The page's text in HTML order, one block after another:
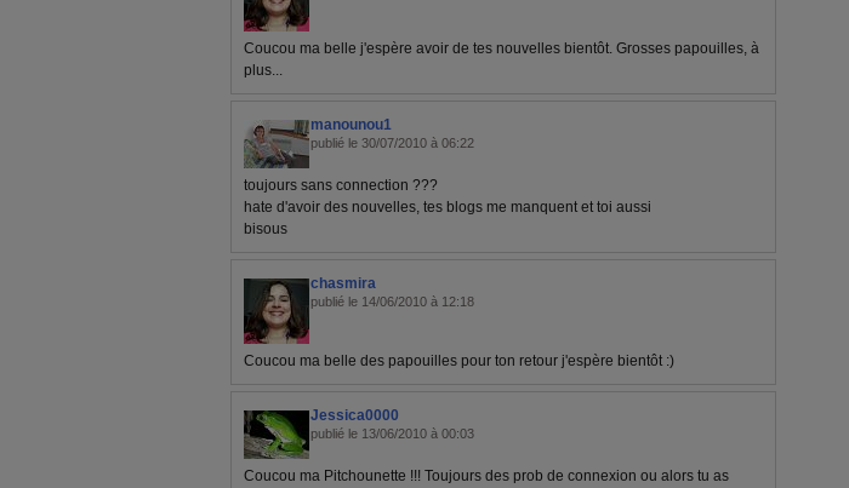
Coucou ma belle j'espère avoir de tes nouvelles bientôt. Grosses papouilles, à
plus...
manounou1
publié le 30/07/2010 à 06:22
toujours sans connection ???
hate d'avoir des nouvelles, tes blogs me manquent et toi aussi
bisous
chasmira
publié le 14/06/2010 à 12:18
Coucou ma belle des papouilles pour ton retour j'espère bientôt :)
Jessica0000
publié le 13/06/2010 à 00:03
Coucou ma Pitchounette !!! Toujours des prob de connexion ou alors tu as